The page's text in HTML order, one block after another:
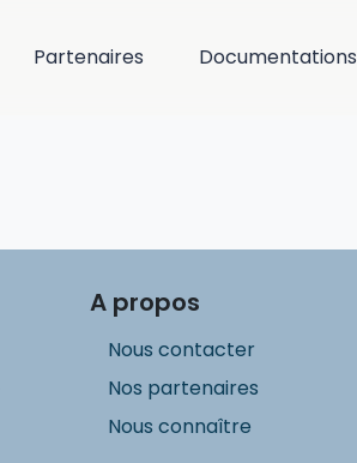
Partenaires Documentations
A propos
Nous contacter
Nos partenaires
Nous connaître